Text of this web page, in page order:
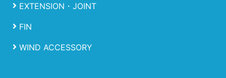
EXTENSION・JOINT
FIN
WIND ACCESSORY